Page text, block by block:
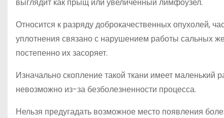
Относится к разряду доброкачественных опухолей,
уплотнения связано с нарушением работы сальных
постепенно их засоряет.
Изначально скопление такой ткани имеет маленький
невозможно из-за безболезненности процесса.
Нельзя предугадать возможное место появления